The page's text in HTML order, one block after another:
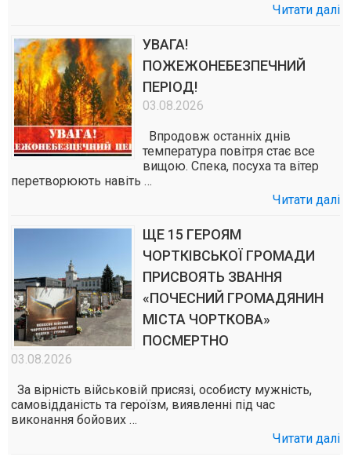
Читати далі
УВАГА!
ПОЖЕЖОНЕБЕЗПЕЧНИЙ
ПЕРІОД!
03.08.2026
Впродовж останніх днів
температура повітря стає все
вищою. Спека, посуха та вітер
перетворюють навіть …
Читати далі
ЩЕ 15 ГЕРОЯМ
ЧОРТКІВСЬКОЇ ГРОМАДИ
ПРИСВОЯТЬ ЗВАННЯ
«ПОЧЕСНИЙ ГРОМАДЯНИН
МІСТА ЧОРТКОВА»
ПОСМЕРТНО
03.08.2026
За вірність військовій присязі, особисту мужність,
самовідданість та героїзм, виявленні під час
виконання бойових …
Читати далі